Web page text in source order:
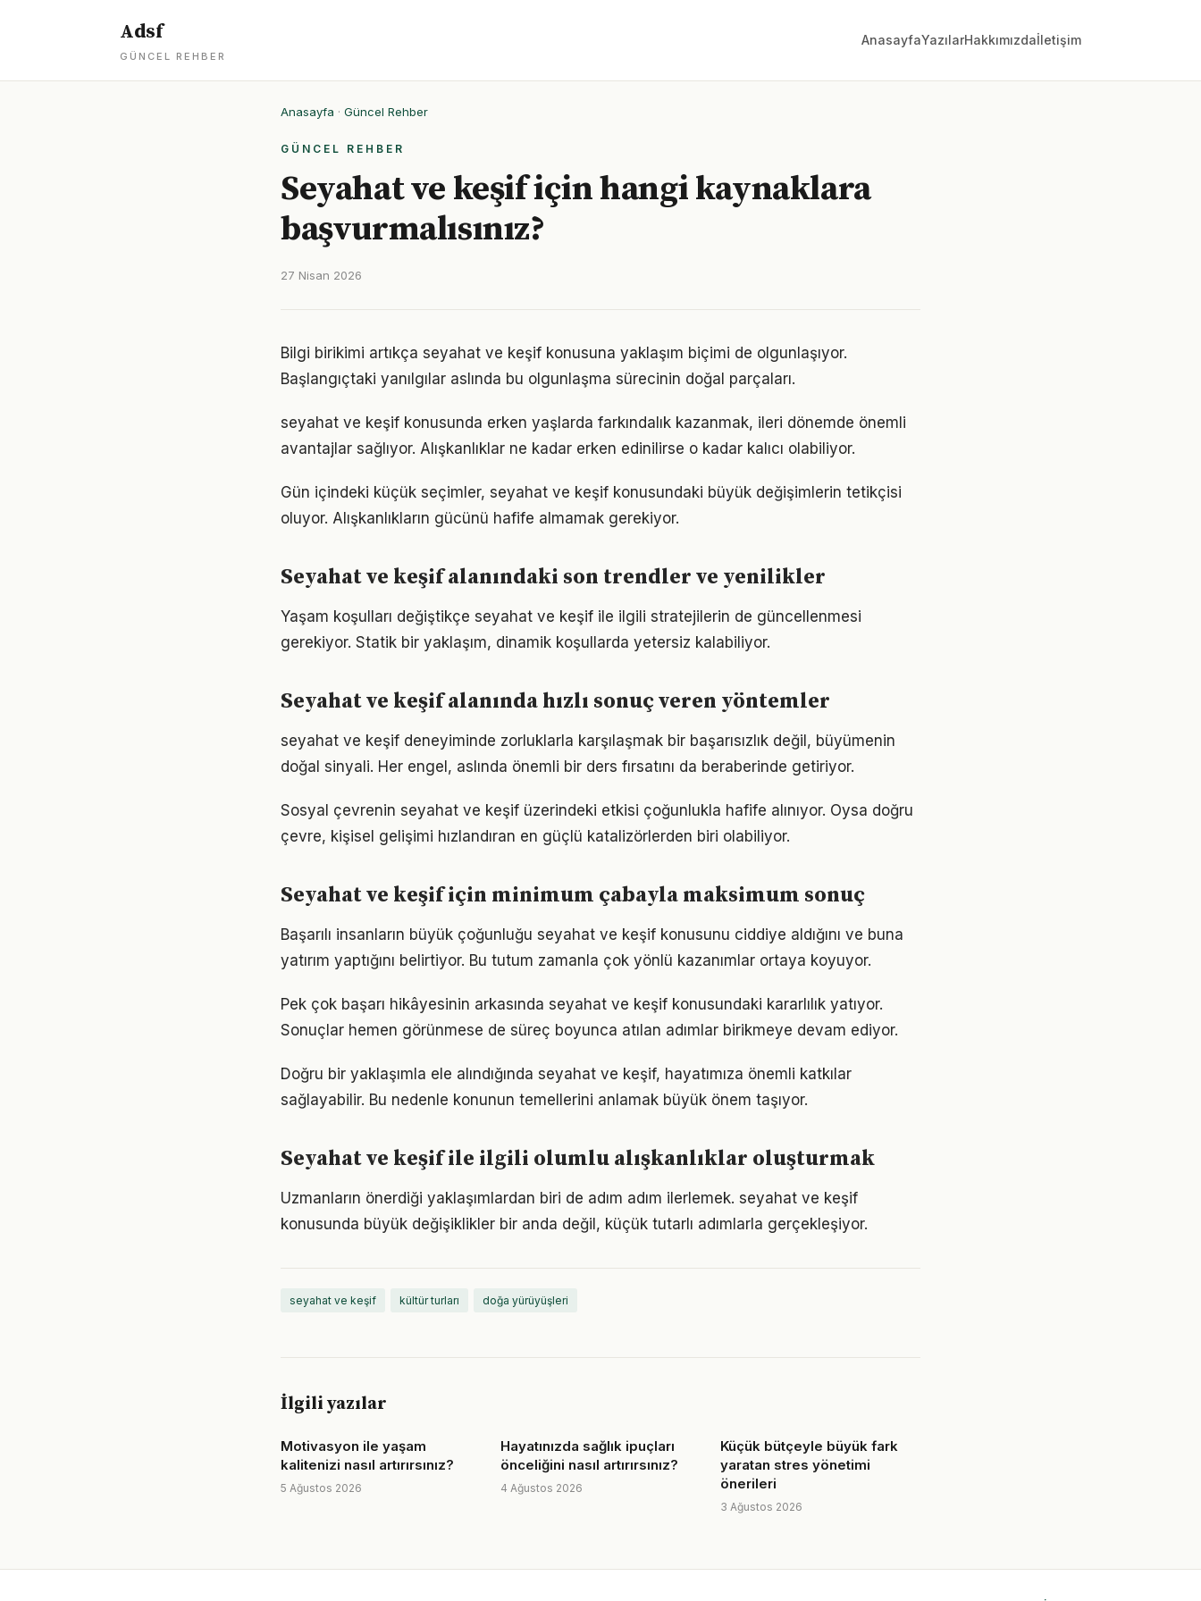
Adsf
GÜNCEL REHBER
AnasayfaYazılarHakkımızdaİletişim
Anasayfa · Güncel Rehber
GÜNCEL REHBER
Seyahat ve keşif için hangi kaynaklara
başvurmalısınız?
27 Nisan 2026
Bilgi birikimi artıkça seyahat ve keşif konusuna yaklaşım biçimi de olgunlaşıyor.
Başlangıçtaki yanılgılar aslında bu olgunlaşma sürecinin doğal parçaları.
seyahat ve keşif konusunda erken yaşlarda farkındalık kazanmak, ileri dönemde önemli
avantajlar sağlıyor. Alışkanlıklar ne kadar erken edinilirse o kadar kalıcı olabiliyor.
Gün içindeki küçük seçimler, seyahat ve keşif konusundaki büyük değişimlerin tetikçisi
oluyor. Alışkanlıkların gücünü hafife almamak gerekiyor.
Seyahat ve keşif alanındaki son trendler ve yenilikler
Yaşam koşulları değiştikçe seyahat ve keşif ile ilgili stratejilerin de güncellenmesi
gerekiyor. Statik bir yaklaşım, dinamik koşullarda yetersiz kalabiliyor.
Seyahat ve keşif alanında hızlı sonuç veren yöntemler
seyahat ve keşif deneyiminde zorluklarla karşılaşmak bir başarısızlık değil, büyümenin
doğal sinyali. Her engel, aslında önemli bir ders fırsatını da beraberinde getiriyor.
Sosyal çevrenin seyahat ve keşif üzerindeki etkisi çoğunlukla hafife alınıyor. Oysa doğru
çevre, kişisel gelişimi hızlandıran en güçlü katalizörlerden biri olabiliyor.
Seyahat ve keşif için minimum çabayla maksimum sonuç
Başarılı insanların büyük çoğunluğu seyahat ve keşif konusunu ciddiye aldığını ve buna
yatırım yaptığını belirtiyor. Bu tutum zamanla çok yönlü kazanımlar ortaya koyuyor.
Pek çok başarı hikâyesinin arkasında seyahat ve keşif konusundaki kararlılık yatıyor.
Sonuçlar hemen görünmese de süreç boyunca atılan adımlar birikmeye devam ediyor.
Doğru bir yaklaşımla ele alındığında seyahat ve keşif, hayatımıza önemli katkılar
sağlayabilir. Bu nedenle konunun temellerini anlamak büyük önem taşıyor.
Seyahat ve keşif ile ilgili olumlu alışkanlıklar oluşturmak
Uzmanların önerdiği yaklaşımlardan biri de adım adım ilerlemek. seyahat ve keşif
konusunda büyük değişiklikler bir anda değil, küçük tutarlı adımlarla gerçekleşiyor.
seyahat ve keşif kültür turları doğa yürüyüşleri
İlgili yazılar
Motivasyon ile yaşam
kalitenizi nasıl artırırsınız?
5 Ağustos 2026
Hayatınızda sağlık ipuçları
önceliğini nasıl artırırsınız?
4 Ağustos 2026
Küçük bütçeyle büyük fark
yaratan stres yönetimi
önerileri
3 Ağustos 2026